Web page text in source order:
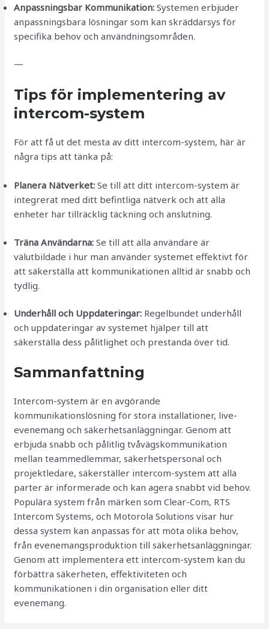
Anpassningsbar Kommunikation: Systemen erbjuder
anpassningsbara lösningar som kan skräddarsys för
specifika behov och användningsområden.
—
Tips för implementering av
intercom-system
För att få ut det mesta av ditt intercom-system, här är
några tips att tänka på:
Planera Nätverket: Se till att ditt intercom-system är
integrerat med ditt befintliga nätverk och att alla
enheter har tillräcklig täckning och anslutning.
Träna Användarna: Se till att alla användare är
välutbildade i hur man använder systemet effektivt för
att säkerställa att kommunikationen alltid är snabb och
tydlig.
Underhåll och Uppdateringar: Regelbundet underhåll
och uppdateringar av systemet hjälper till att
säkerställa dess pålitlighet och prestanda över tid.
Sammanfattning
Intercom-system är en avgörande
kommunikationslösning för stora installationer, live-
evenemang och säkerhetsanläggningar. Genom att
erbjuda snabb och pålitlig tvåvägskommunikation
mellan teammedlemmar, säkerhetspersonal och
projektledare, säkerställer intercom-system att alla
parter är informerade och kan agera snabbt vid behov.
Populära system från märken som Clear-Com, RTS
Intercom Systems, och Motorola Solutions visar hur
dessa system kan anpassas för att möta olika behov,
från evenemangsproduktion till säkerhetsanläggningar.
Genom att implementera ett intercom-system kan du
förbättra säkerheten, effektiviteten och
kommunikationen i din organisation eller ditt
evenemang.